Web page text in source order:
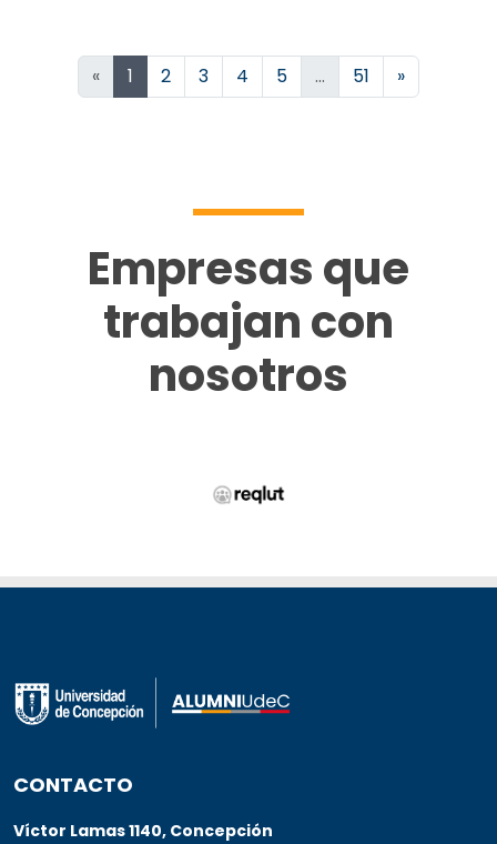
« 1 2 3 4 5 … 51 »Siguiente
Empresas que
trabajan con
nosotros
CONTACTO
Víctor Lamas 1140, Concepción